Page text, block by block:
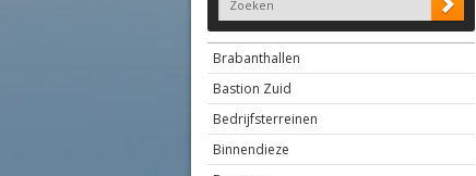
Brabanthallen
Bastion Zuid
Bedrijfsterreinen
Binnendieze